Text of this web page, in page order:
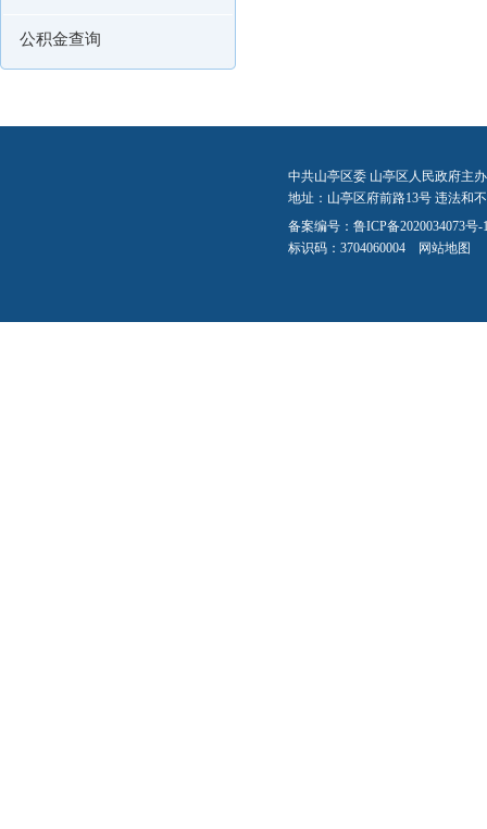
公积金查询
中共山亭区委 山亭区人民政府主
地址：山亭区府前路13号 违法和
备案编号： 鲁ICP备2020034073号-
标识码：3704060004 网站地图